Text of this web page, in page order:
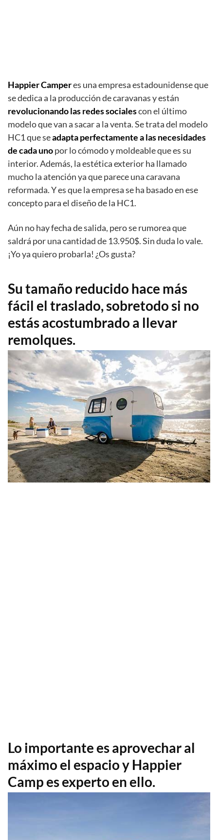
Happier Camperes una empresa estadounidense que
se dedica a la producción de caravanas y están
revolucionando las redes socialescon el último
modelo que van a sacar a la venta. Se trata del modelo
HC1 que seadapta perfectamente a las necesidades
de cada unopor lo cómodo y moldeable que es su
interior. Además, la estética exterior ha llamado
mucho la atención ya que parece una caravana
reformada. Y es que la empresa se ha basado en ese
concepto para el diseño de la HC1.
Aún no hay fecha de salida, pero se rumorea que
saldrá por una cantidad de 13.950$. Sin duda lo vale.
¡Yo ya quiero probarla! ¿Os gusta?
Su tamaño reducido hace más
fácil el traslado, sobretodo si no
estás acostumbrado a llevar
remolques.
Lo importante es aprovechar al
máximo el espacio y Happier
Camp es experto en ello.